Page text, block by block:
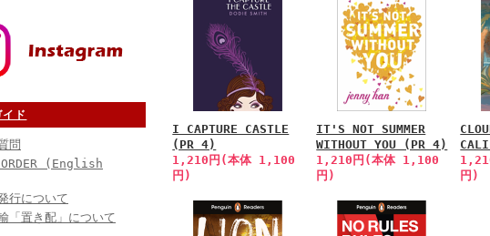
ド
問
ORDER (English
行について
「置き配」について
I CAPTURE CASTLE
(PR 4)
1,210円(本体 1,100
円)
IT'S NOT SUMMER
WITHOUT YOU (PR 4)
1,210円(本体 1,100
円)
円)